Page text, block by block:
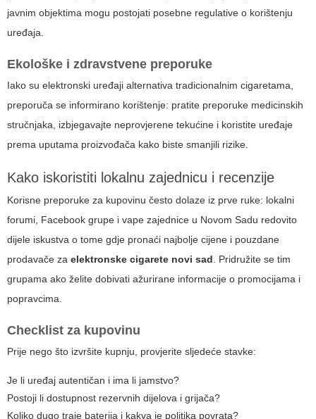
javnim objektima mogu postojati posebne regulative o korištenju
uređaja.
Ekološke i zdravstvene preporuke
Iako su elektronski uređaji alternativa tradicionalnim cigaretama,
preporuča se informirano korištenje: pratite preporuke medicinskih
stručnjaka, izbjegavajte neprovjerene tekućine i koristite uređaje
prema uputama proizvođača kako biste smanjili rizike.
Kako iskoristiti lokalnu zajednicu i recenzije
Korisne preporuke za kupovinu često dolaze iz prve ruke: lokalni
forumi, Facebook grupe i vape zajednice u Novom Sadu redovito
dijele iskustva o tome gdje pronaći najbolje cijene i pouzdane
prodavače za elektronske cigarete novi sad. Pridružite se tim
grupama ako želite dobivati ažurirane informacije o promocijama i
popravcima.
Checklist za kupovinu
Prije nego što izvršite kupnju, provjerite sljedeće stavke:
Je li uređaj autentičan i ima li jamstvo?
Postoji li dostupnost rezervnih dijelova i grijača?
Koliko dugo traje baterija i kakva je politika povrata?